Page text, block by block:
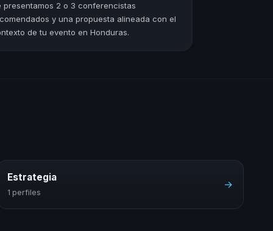
presentamos 2 o 3 conferencistas
y una propuesta alineada con el
de tu evento en Honduras.
Estrategia
1 perfiles
→